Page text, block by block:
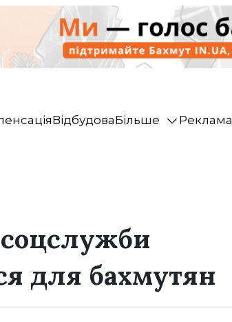
ВідбудоваБільше Реклама
для бахмутян